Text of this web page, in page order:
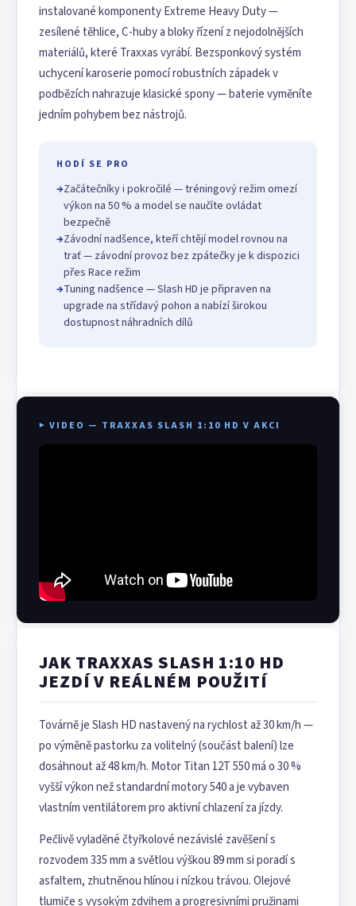
instalované komponenty Extreme Heavy Duty —
zesílené těhlice, C-huby a bloky řízení z nejodolnějších
materiálů, které Traxxas vyrábí. Bezsponkový systém
uchycení karoserie pomocí robustních západek v
podbězích nahrazuje klasické spony — baterie vyměníte
jedním pohybem bez nástrojů.
HODÍ SE PRO
→Začátečníky i pokročilé — tréningový režim omezí
výkon na 50 % a model se naučíte ovládat
bezpečně
→Závodní nadšence, kteří chtějí model rovnou na
trať — závodní provoz bez zpátečky je k dispozici
přes Race režim
→Tuning nadšence — Slash HD je připraven na
upgrade na střídavý pohon a nabízí širokou
dostupnost náhradních dílů
▶ VIDEO — TRAXXAS SLASH 1:10 HD V AKCI
JAK TRAXXAS SLASH 1:10 HD
JEZDÍ V REÁLNÉM POUŽITÍ
Továrně je Slash HD nastavený na rychlost až 30 km/h —
po výměně pastorku za volitelný (součást balení) lze
dosáhnout až 48 km/h. Motor Titan 12T 550 má o 30 %
vyšší výkon než standardní motory 540 a je vybaven
vlastním ventilátorem pro aktivní chlazení za jízdy.
Pečlivě vyladěné čtyřkolové nezávislé zavěšení s
rozvodem 335 mm a světlou výškou 89 mm si poradí s
asfaltem, zhutněnou hlínou i nízkou trávou. Olejové
tlumiče s vysokým zdvihem a progresivními pružinami